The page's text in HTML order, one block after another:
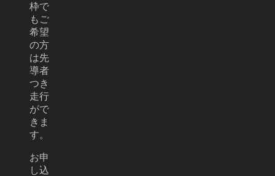
枠で
もご
希望
の方
は先
導者
つき
走行
がで
きま
す。
お申
し込